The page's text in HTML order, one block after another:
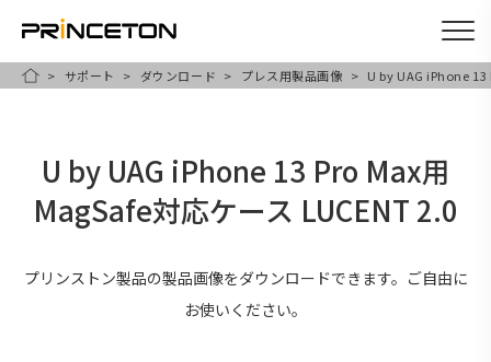
HOME
サポート ダウンロード プレス用製品画像 U by UAG iPhone
U by UAG iPhone 13 Pro Max用
MagSafe対応ケース LUCENT 2.0
プリンストン製品の製品画像をダウンロードできます。ご自由に
お使いください。